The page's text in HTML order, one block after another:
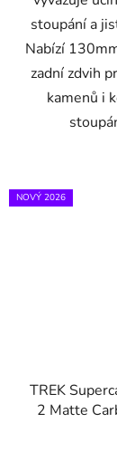
stoupání a
Nabízí
zadní zdvih
kamenů i
NOVÝ 2026
TREK
2 Matte